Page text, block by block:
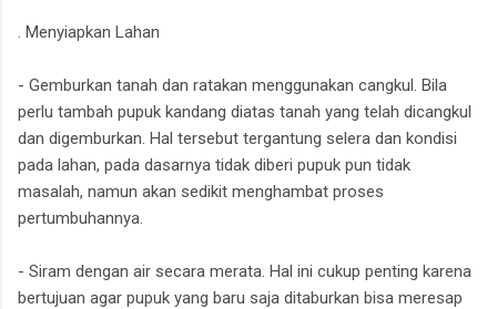
. Menyiapkan Lahan
- Gemburkan tanah dan ratakan menggunakan cangkul. Bila
perlu tambah pupuk kandang diatas tanah yang telah dicangkul
dan digemburkan. Hal tersebut tergantung selera dan kondisi
pada lahan, pada dasarnya tidak diberi pupuk pun tidak
masalah, namun akan sedikit menghambat proses
pertumbuhannya.
- Siram dengan air secara merata. Hal ini cukup penting karena
bertujuan agar pupuk yang baru saja ditaburkan bisa meresap